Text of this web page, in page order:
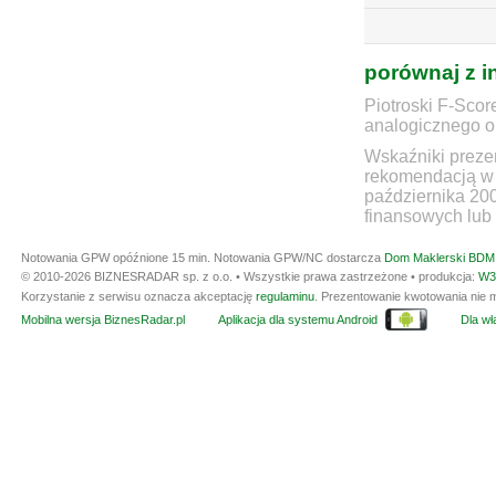
porównaj z
Piotroski F-
analogicznego
Wskaźniki
rekomendacją
października
finansowych lub
Notowania GPW opóźnione 15 min. Notowania GPW/NC dostarcza Dom Maklerski
© 2010-2026 BIZNESRADAR sp. z o.o. • Wszystkie prawa zastrzeżone • produkcja:
Korzystanie z serwisu oznacza akceptację regulaminu . Prezentowanie kwotowania
Mobilna wersja BiznesRadar.pl
Aplikacja dla systemu Android Dla